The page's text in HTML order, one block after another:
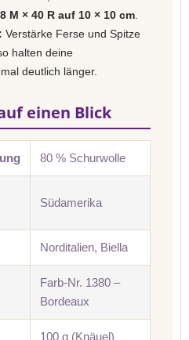
M × 40 R auf 10 × 10 cm
Verstärke Ferse und Spitze
halten deine
deutlich länger.
einen Blick
80 % Schurwolle
Südamerika
Norditalien, Biella
Farb-Nr. 1380 –
Bordeaux
100 g (Knäuel)